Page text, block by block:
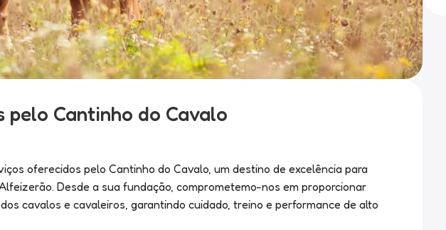
pelo Cantinho do Cavalo
oferecidos pelo Cantinho do Cavalo, um destino de excelência para
Desde a sua fundação, comprometemo-nos em proporcionar
cavalos e cavaleiros, garantindo cuidado, treino e performance de alto